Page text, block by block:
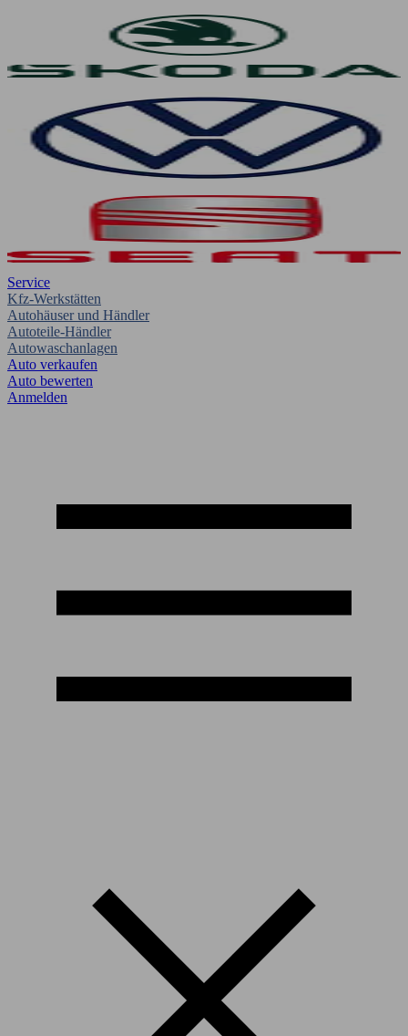
Service
Kfz-Werkstätten
Autohäuser und Händler
Autoteile-Händler
Autowaschanlagen
Auto verkaufen
Auto bewerten
Anmelden